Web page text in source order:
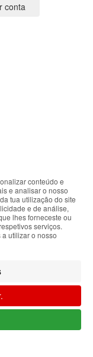
conta
Filtrar
conteúdo e
e analisar o nosso
tua utilização do site
e de análise,
lhes forneceste ou
serviços.
utilizar o nosso